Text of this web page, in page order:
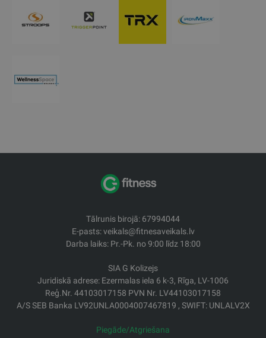
Tālrunis birojā: 67994044
E-pasts: veikals@fitnesaveikals.lv
Darba laiks: Pr.-Pk. no 9:00 līdz 18:00
SIA G Kolizejs
Juridiskā adrese: Ezermalas iela 6 k-3, Rīga, LV-1006
Reģ.Nr. 44103017158 PVN Nr. LV44103017158
A/S SEB Banka LV92UNLA0004007467819 , SWIFT: UNLALV2X
Piegāde/Atgriešana